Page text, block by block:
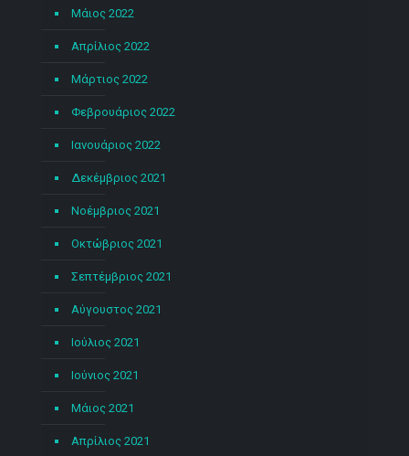
Μάιος 2022
Απρίλιος 2022
Μάρτιος 2022
Φεβρουάριος 2022
Ιανουάριος 2022
Δεκέμβριος 2021
Νοέμβριος 2021
Οκτώβριος 2021
Σεπτέμβριος 2021
Αύγουστος 2021
Ιούλιος 2021
Ιούνιος 2021
Μάιος 2021
Απρίλιος 2021